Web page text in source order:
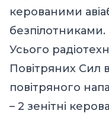
керованими
безпілотниками.
Усього
Повітряних Сил
повітряного
– 2 зенітні